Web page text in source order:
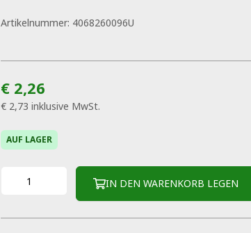
Artikelnummer: 4068260096U
€ 2,26
€ 2,73 inklusive MwSt.
AUF LAGER
IN DEN WARENKORB LEGEN